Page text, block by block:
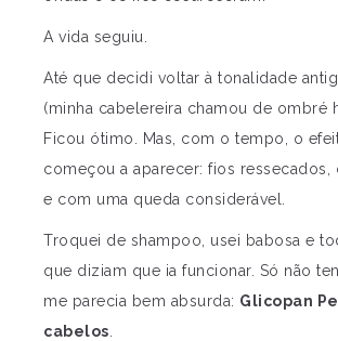
A vida seguiu.
Até que decidi voltar à tonalidade
(minha cabelereira chamou de ombré
Ficou ótimo. Mas, com o tempo, o
começou a aparecer: fios ressecados,
e com uma queda considerável.
Troquei de shampoo, usei babosa e
que diziam que ia funcionar. Só não
me parecia bem absurda: Glicopan
cabelos